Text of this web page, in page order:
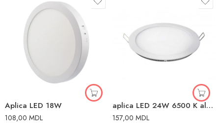
Aplica LED 18W
108,00 MDL
aplica LED 24W 6500 K albă albă
157,00 MDL